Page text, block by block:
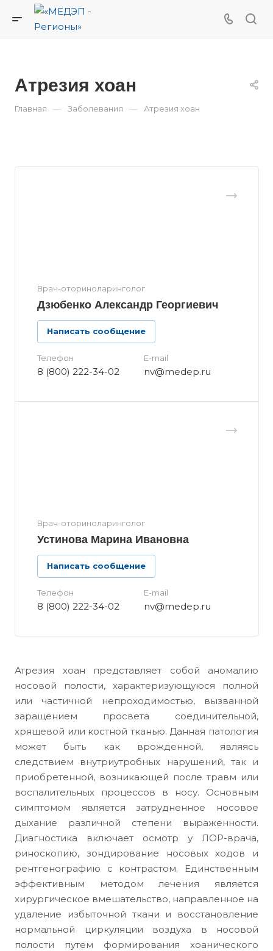
Атрезия хоан
Главная — Заболевания — Атрезия хоан
Врач-оториноларинголог
Дзюбенко Александр Георгиевич
Написать сообщение
Телефон
8 (800) 222-34-02
E-mail
nv@medep.ru
Врач-оториноларинголог
Устинова Марина Ивановна
Написать сообщение
Телефон
8 (800) 222-34-02
E-mail
nv@medep.ru
Атрезия хоан представляет собой аномалию
носовой полости, характеризующуюся полной
или частичной непроходимостью, вызванной
заращением просвета соединительной,
хрящевой или костной тканью. Данная патология
может быть как врожденной, являясь
следствием внутриутробных нарушений, так и
приобретенной, возникающей после травм или
воспалительных процессов в носу. Основным
симптомом является затрудненное носовое
дыхание различной степени выраженности.
Диагностика включает осмотр у ЛОР-врача,
риноскопию, зондирование носовых ходов и
рентгенографию с контрастом. Единственным
эффективным методом лечения является
хирургическое вмешательство, направленное на
удаление избыточной ткани и восстановление
нормальной циркуляции воздуха в носовой
полости путем формирования хоанического